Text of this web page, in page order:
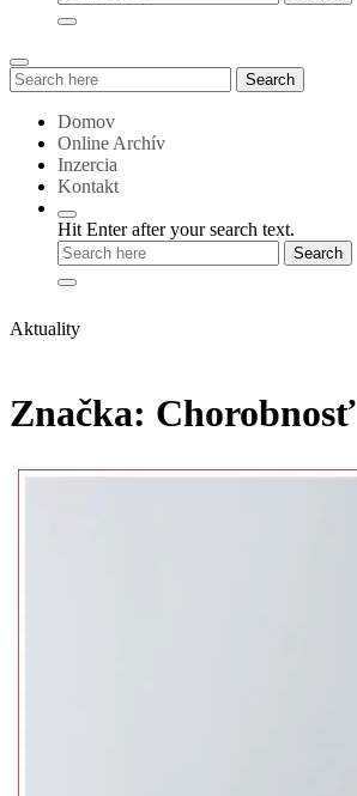
Search
for:
Search
Domov
Online Archív
Inzercia
Kontakt
Hit Enter after your search text.
Aktuality
Značka: Chorobnosť